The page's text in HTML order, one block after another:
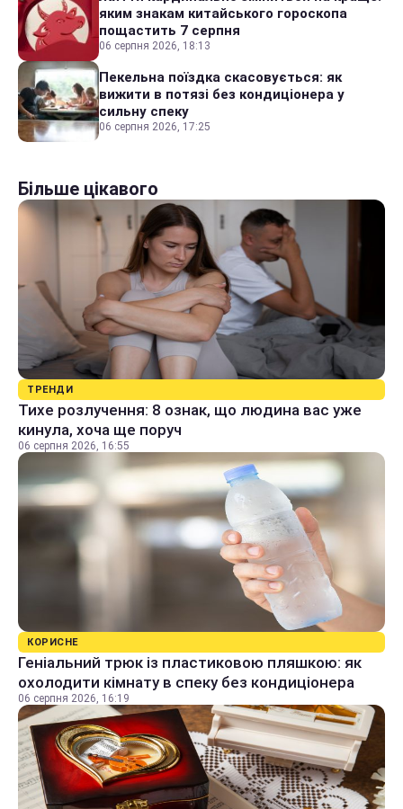
яким знакам китайського гороскопа
пощастить 7 серпня
06 серпня 2026, 18:13
Пекельна поїздка скасовується: як
вижити в потязі без кондиціонера у
сильну спеку
06 серпня 2026, 17:25
Більше цікавого
ТРЕНДИ
Тихе розлучення: 8 ознак, що людина вас уже
кинула, хоча ще поруч
06 серпня 2026, 16:55
КОРИСНЕ
Геніальний трюк із пластиковою пляшкою: як
охолодити кімнату в спеку без кондиціонера
06 серпня 2026, 16:19